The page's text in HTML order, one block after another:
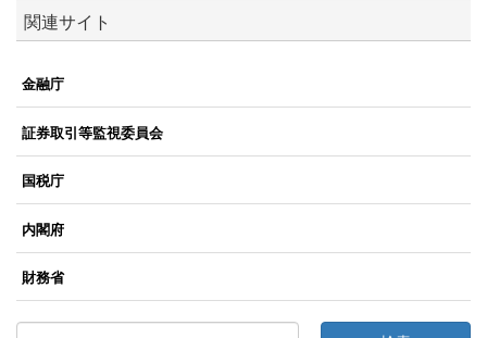
関連サイト
金融庁
証券取引等監視委員会
国税庁
内閣府
財務省